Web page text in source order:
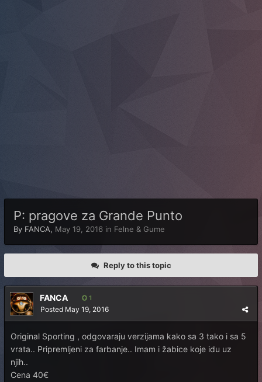
P: pragove za Grande Punto
By FANCA, May 19, 2016 in Felne & Gume
Reply to this topic
FANCA 1
Posted May 19, 2016
Original Sporting , odgovaraju verzijama kako sa 3 tako i sa 5
vrata.. Pripremljeni za farbanje.. Imam i žabice koje idu uz
njih..
Cena 40€